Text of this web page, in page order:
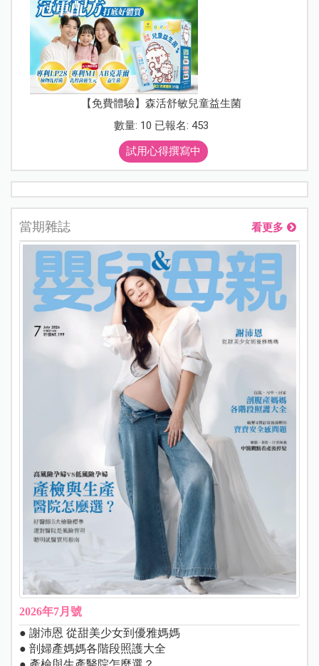
【免費體驗】森活舒敏兒童益生菌
數量: 10 已報名: 453
試用心得撰寫中
當期雜誌 看更多
2026年7月號
● 謝沛恩 從甜美少女到優雅媽媽
● 剖婦產媽媽各階段照護大全